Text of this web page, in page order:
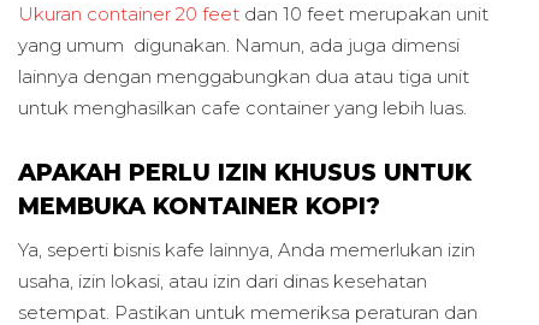
Ukuran container 20 feet dan 10 feet merupakan unit
yang umum digunakan. Namun, ada juga dimensi
lainnya dengan menggabungkan dua atau tiga unit
untuk menghasilkan cafe container yang lebih luas.
APAKAH PERLU IZIN KHUSUS UNTUK
MEMBUKA KONTAINER KOPI?
Ya, seperti bisnis kafe lainnya, Anda memerlukan izin
usaha, izin lokasi, atau izin dari dinas kesehatan
setempat. Pastikan untuk memeriksa peraturan dan